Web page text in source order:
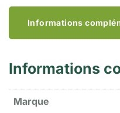
Informations
Informations
Marque